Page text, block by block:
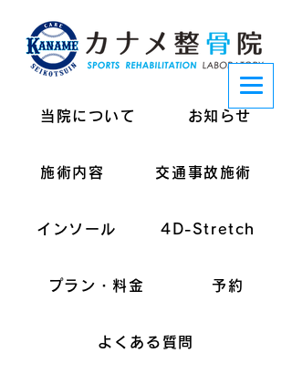
当院について お知らせ
施術内容 交通事故施術
インソール 4D-Stretch
プラン・料金 予約
よくある質問